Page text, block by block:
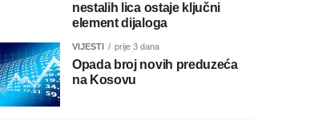
nestalih lica ostaje ključni
element dijaloga
VIJESTI prije 3 dana
Opada broj novih preduzeća
na Kosovu